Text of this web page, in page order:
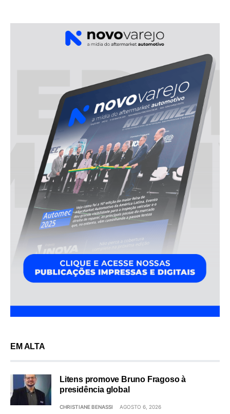
EM ALTA
Litens promove Bruno Fragoso à
presidência global
CHRISTIANE BENASSI AGOSTO 6, 2026